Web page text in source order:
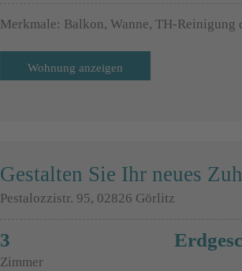
Merkmale: Balkon, Wanne, TH-Reinigung
Wohnung anzeigen
Gestalten Sie Ihr neues
Pestalozzistr. 95, 02826 Görlitz
3
Zimmer